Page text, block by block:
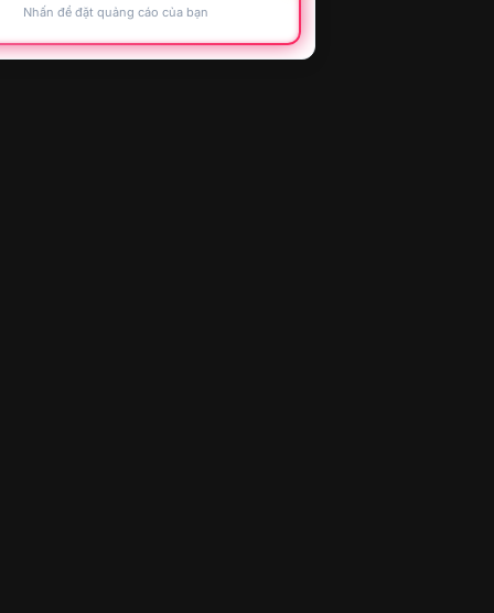
Nhấn để đặt quảng cáo của bạn